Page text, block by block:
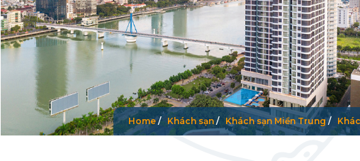
Home/ Khách sạn / Khách sạn Miền Trung/